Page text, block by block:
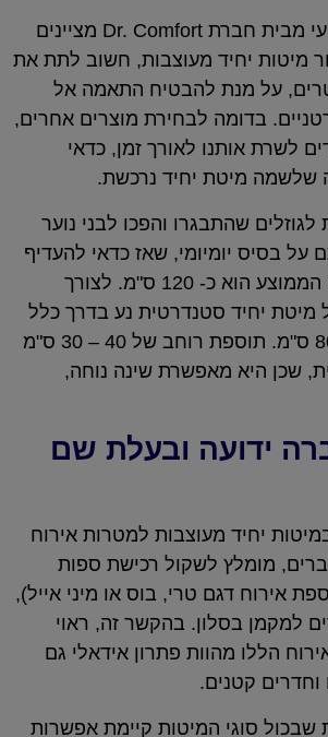
אנשי הצוות המקצועי מבית חברת Dr. Comfort מציינים
מיטות יחיד מעוצבות, חשוב לתת את
על מנת להבטיח התאמה אל
בדומה לבחירת מוצרים אחרים,
לשרת אותנו לאורך זמן, כדאי
שלשמה מיטת יחיד נרכשת.
לגוזלים שהתבגרו והפכו לבני נוער
על בסיס יומיומי, שאז כדאי להעדיף
ספה וחצי שרוחבה הממוצע הוא כ- 120 ס"מ. לצורך
מיטת יחיד סטנדרטית נע בדרך כלל
בטווח שבין 90 – 80 ס"מ. תוספת רוחב של 40 – 30 ס"מ
שכן היא מאפשרת שינה נוחה,
ידועה ובעלת שם
יחיד מעוצבות למטרות אירוח
מומלץ לשקול רכישת ספות
אירוח דגם טרי, בוס או מיני אייל),
למקמן בסלון. בהקשר זה, ראוי
הללו מהוות פתרון אידאלי גם
וחדרים קטנים.
שבכול סוגי המיטות קיימת אפשרות